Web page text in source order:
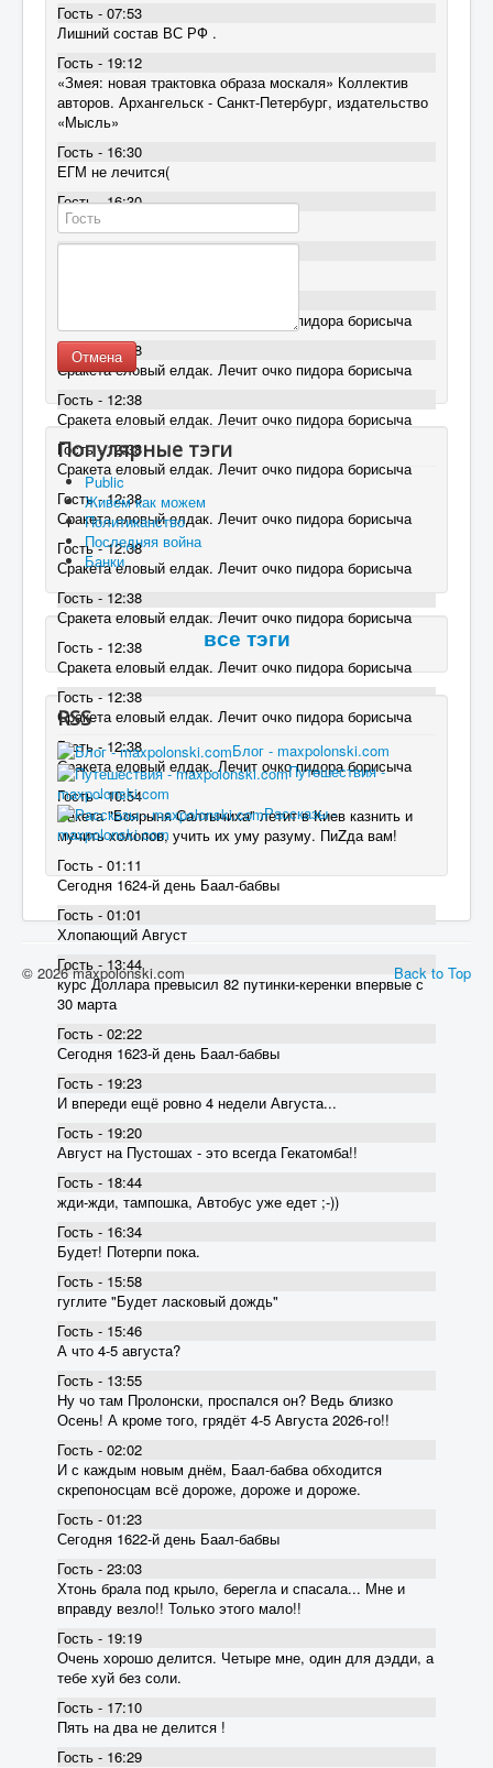
Гость - 07:53
Лишний состав ВС РФ .
Гость - 19:12
«Змея: новая трактовка образа москаля» Коллектив
авторов. Архангельск - Санкт-Петербург, издательство
«Мысль»
Гость - 16:30
ЕГМ не лечится(
Гость - 16:30
ЕГМ не лечится(
Гость - 16:30
Сракета еловый елдак. Лечит очко пидора борисыча
Гость - 12:38
Сракета еловый елдак. Лечит очко пидора борисыча
Гость - 12:38
Сракета еловый елдак. Лечит очко пидора борисыча
Гость - 12:38
Сракета еловый елдак. Лечит очко пидора борисыча
Гость - 12:38
Сракета еловый елдак. Лечит очко пидора борисыча
Гость - 12:38
Сракета еловый елдак. Лечит очко пидора борисыча
Гость - 12:38
Сракета еловый елдак. Лечит очко пидора борисыча
Гость - 12:38
Сракета еловый елдак. Лечит очко пидора борисыча
Гость - 12:38
Сракета еловый елдак. Лечит очко пидора борисыча
Гость - 12:38
Сракета еловый елдак. Лечит очко пидора борисыча
Гость - 10:54
Ракета "Боярыня Салтычиха" летит в Киев казнить и
мучить холопов, учить их уму разуму. ПиZда вам!
Гость - 01:11
Сегодня 1624-й день Баал-бабвы
Гость - 01:01
Хлопающий Август
Гость - 13:44
курс Доллара превысил 82 пyтинки-керенки впервые с
30 марта
Гость - 02:22
Сегодня 1623-й день Баал-бабвы
Гость - 19:23
И впереди ещё ровно 4 недели Августа...
Гость - 19:20
Август на Пустошах - это всегда Гекатомба!!
Гость - 18:44
жди-жди, тампошка, Автобус уже едет ;-))
Гость - 16:34
Будет! Потерпи пока.
Гость - 15:58
гуглите "Будет ласковый дождь"
Гость - 15:46
А что 4-5 августа?
Гость - 13:55
Ну чо там Пролонски, проспался он? Ведь близко
Осень! А кроме того, грядёт 4-5 Августа 2026-го!!
Гость - 02:02
И с каждым новым днём, Баал-бабва обходится
скрепоносцам всё дороже, дороже и дороже.
Гость - 01:23
Сегодня 1622-й день Баал-бабвы
Гость - 23:03
Хтонь брала под крыло, берегла и спасала... Мне и
вправду везло!! Только этого мало!!
Гость - 19:19
Очень хорошо делится. Четыре мне, один для дэдди, а
тебе хуй без соли.
Гость - 17:10
Пять на два не делится !
Гость - 16:29
Отмена
Популярные тэги
Public
Живем как можем
Политиканство
Последняя война
Банки
все тэги
RSS
Блог - maxpolonski.com
Путешествия -
maxpolonski.com
Рассказы -
maxpolonski.com
Back to Top
© 2026 maxpolonski.com